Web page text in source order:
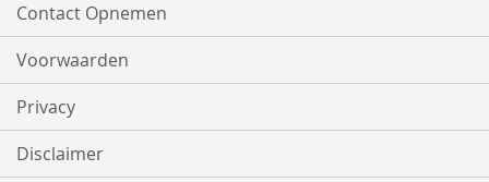
Contact Opnemen
Voorwaarden
Privacy
Disclaimer